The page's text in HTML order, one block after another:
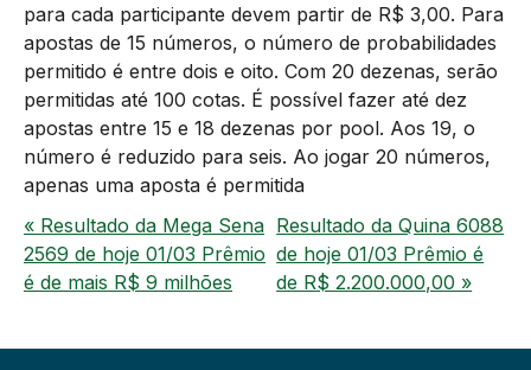
para cada participante devem partir de R$ 3,00. Para
apostas de 15 números, o número de probabilidades
permitido é entre dois e oito. Com 20 dezenas, serão
permitidas até 100 cotas. É possível fazer até dez
apostas entre 15 e 18 dezenas por pool. Aos 19, o
número é reduzido para seis. Ao jogar 20 números,
apenas uma aposta é permitida
« Resultado da Mega Sena
2569 de hoje 01/03 Prêmio
é de mais R$ 9 milhões
Resultado da Quina 6088
de hoje 01/03 Prêmio é
de R$ 2.200.000,00 »